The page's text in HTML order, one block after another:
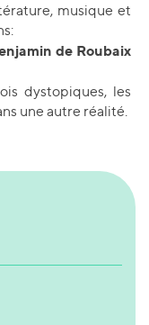
musique et
de Roubaix
dystopiques, les
une autre réalité.